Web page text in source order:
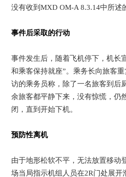
没有收到MXD OM-A 8.3.14中所述
事件后采取的行动
事件发生后，随着飞机停下，机长
和乘客保持就座”。乘务长向旅客
访的乘务员称，除了一名旅客到后
余旅客都平静下来，没有惊慌，仍
闭，直到开始下机。
预防性离机
由于地形松软不平，无法放置移动
场当局指示机组人员在2R门处展开